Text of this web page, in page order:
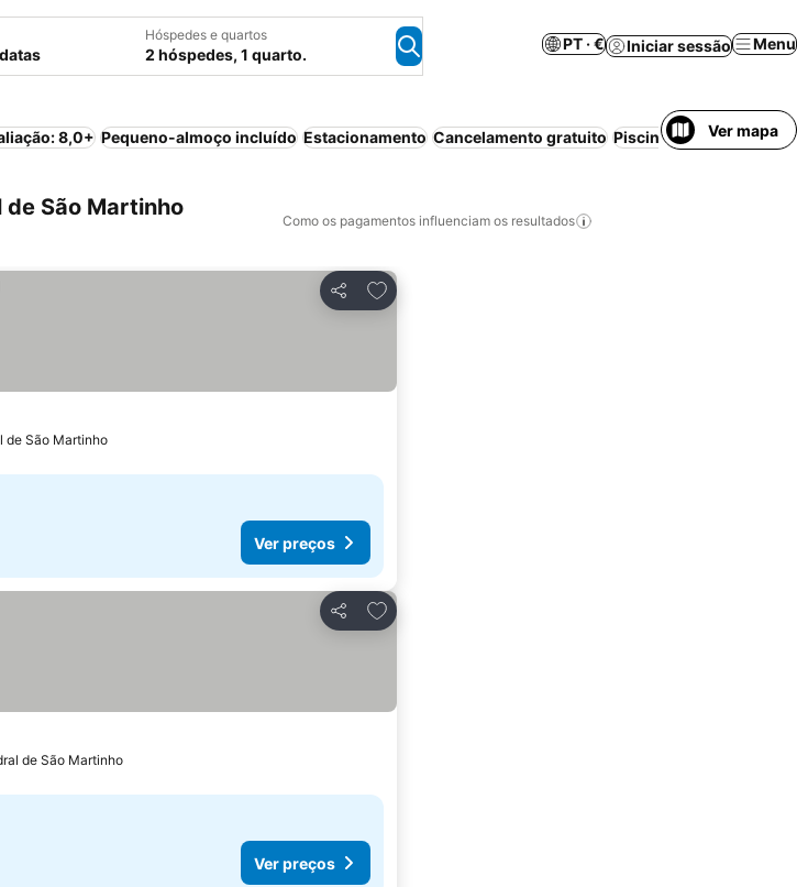
Hóspedes e quartos
2 hóspedes, 1 quarto.
PT · € Iniciar sessão Menu
8,0+ Pequeno-almoço incluído Estacionamento Cancelamento gratuito Piscina Ar Ver mapa
São Martinho
Como os pagamentos influenciam os resultados
Partilhar
Adicionar aos favoritos
de São Martinho
Ver preços
Partilhar
Adicionar aos favoritos
de São Martinho
Ver preços